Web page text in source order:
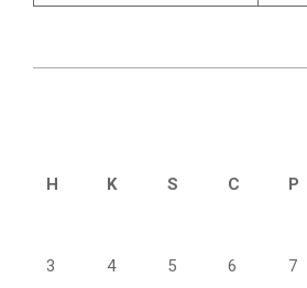
H
K S C P
3 4 5 6 7